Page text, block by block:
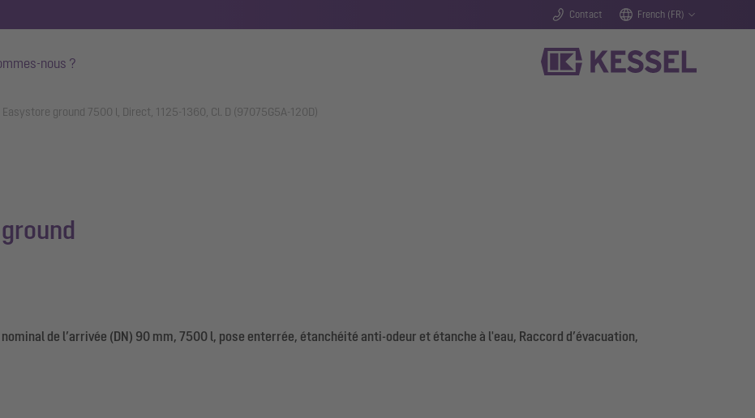
Contact French (FR)
nous ?
ground 7500 l, Direct, 1125-1360, Cl. D (97075G5A-120D)
de l’arrivée (DN) 90 mm, 7500 l, pose enterrée, étanchéité anti-odeur et étanche à l'eau, Raccord d’évacuation,